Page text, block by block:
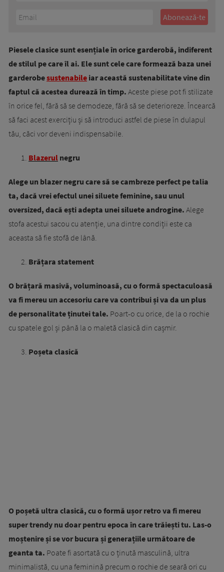
Piesele clasice sunt esențiale în orice garderobă, indiferent
de stilul pe care îl ai. Ele sunt cele care formează baza unei
garderobesustenabile iar această sustenabilitate vine din
faptul că acestea durează în timp. Aceste piese pot fi stilizate
în orice fel, fără să se demodeze, fără să se deterioreze. Încearcă
să faci acest exercițiu și să introduci astfel de piese în dulapul
tău, căci vor deveni indispensabile.
Blazerul negru
Alege un blazer negru care să se cambreze perfect pe talia
ta, dacă vrei efectul unei siluete feminine, sau unul
oversized, dacă ești adepta unei siluete androgine. Alege
stofa acestui sacou cu atenție, una dintre condiții este ca
aceasta să fie stofă de lână.
Brățara statement
O brățară masivă, voluminoasă, cu o formă spectaculoasă
va fi mereu un accesoriu care va contribui și va da un plus
de personalitate ținutei tale. Poart-o cu orice, de la o rochie
cu spatele gol și până la o maletă clasică din cașmir.
Poșeta clasică
O poșetă ultra clasică, cu o formă ușor retro va fi mereu
super trendy nu doar pentru epoca în care trăiești tu. Las-o
moștenire și se vor bucura și generațiile următoare de
geanta ta. Poate fi asortată cu o ținută masculină, ultra
minimalistă, cu una feminină precum o rochie de seară ori cu